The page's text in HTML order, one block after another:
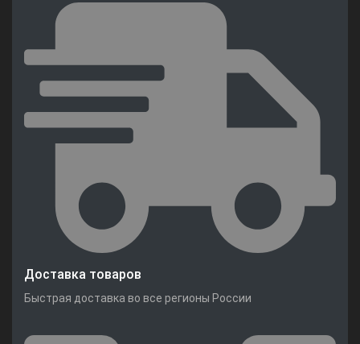
Доставка товаров
Быстрая доставка во все регионы России